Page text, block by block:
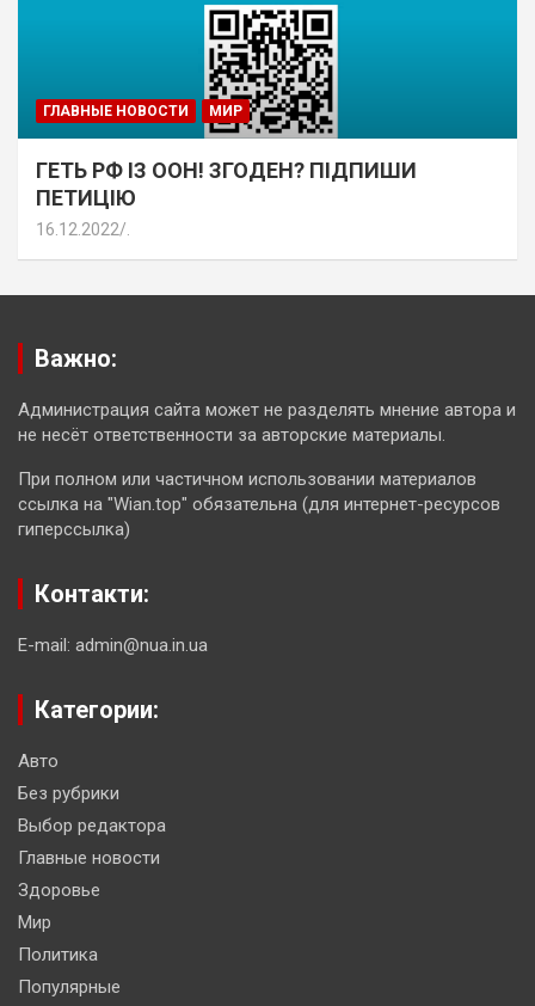
ГЛАВНЫЕ НОВОСТИ МИР
ГЕТЬ РФ ІЗ ООН! ЗГОДЕН? ПІДПИШИ
ПЕТИЦІЮ
16.12.2022
Важно:
Администрация сайта может не разделять мнение автора и
не несёт ответственности за авторские материалы.
При полном или частичном использовании материалов
ссылка на "Wian.top" обязательна (для интернет-ресурсов
гиперссылка)
Контакти:
E-mail: admin@nua.in.ua
Категории:
Авто
Без рубрики
Выбор редактора
Главные новости
Здоровье
Мир
Политика
Популярные